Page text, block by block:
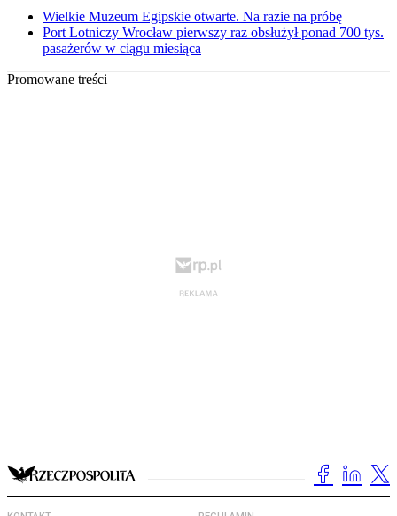
Wielkie Muzeum Egipskie otwarte. Na razie na próbę
Port Lotniczy Wrocław pierwszy raz obsłużył ponad 700 tys.
pasażerów w ciągu miesiąca
Promowane treści